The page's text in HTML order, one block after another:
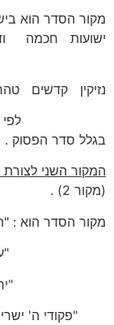
מקור הסדר הוא
ישועות חכמה
נזיקין קדשים
לפי מקור זה
בגלל סדר הפסוק .
המקור השני
(מקור 2) .
מקור הסדר
"עדות ה'
"יראת ה'
"פקודי ה'